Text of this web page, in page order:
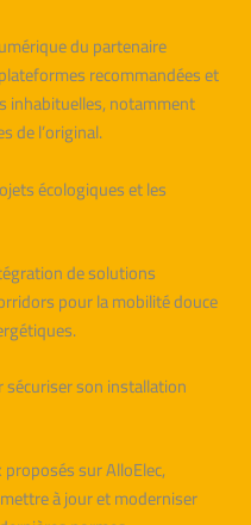
du partenaire
recommandées et
inhabituelles, notamment
de l’original.
écologiques et les
de solutions
pour la mobilité douce
son installation
sur AlloElec,
à jour et moderniser